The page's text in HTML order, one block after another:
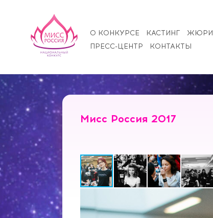
О КОНКУРСЕ КАСТИНГ ЖЮРИ
ПРЕСС-ЦЕНТР
КОНТАКТЫ
Мисс Россия 2017